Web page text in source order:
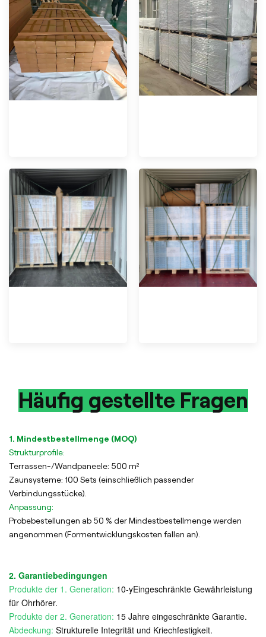
Häufig gestellte Fragen
1. Mindestbestellmenge (MOQ)
Strukturprofile:
Terrassen-/Wandpaneele: 500 m²
Zaunsysteme: 100 Sets (einschließlich passender
Verbindungsstücke).
Anpassung:
Probebestellungen ab 50 % der Mindestbestellmenge werden
angenommen (Formentwicklungskosten fallen an).
2. Garantiebedingungen
Produkte der 1. Generation: 10-yEingeschränkte Gewährleistung
für Ohrhörer.
Produkte der 2. Generation: 15 Jahre eingeschränkte Garantie.
Abdeckung: Strukturelle Integrität und Kriechfestigkeit.